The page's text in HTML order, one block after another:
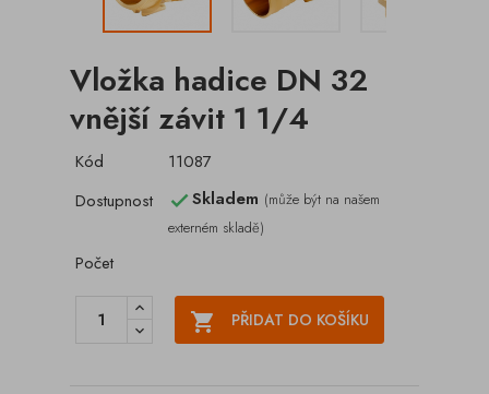
Vložka hadice DN 32
vnější závit 1 1/4
Kód
11087
Dostupnost
Skladem (může být na našem
externém skladě)
Počet
 PŘIDAT DO KOŠÍKU